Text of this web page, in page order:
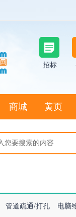
招标
商城 黄页
管道疏通/打孔 电脑